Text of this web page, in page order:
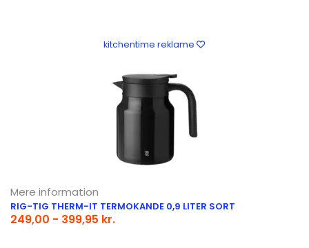
kitchentime reklame
Mere information
RIG-TIG THERM-IT TERMOKANDE 0,9 LITER SORT
249,00 - 399,95 kr.